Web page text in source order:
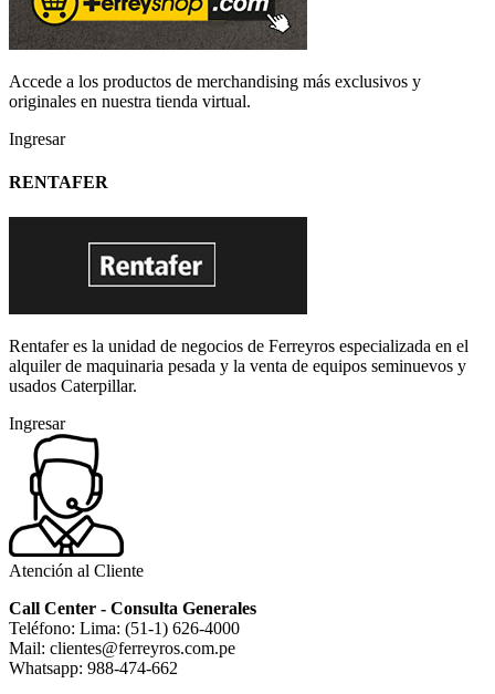
Accede a los productos de merchandising más exclusivos y
originales en nuestra tienda virtual.
Ingresar
RENTAFER
Rentafer es la unidad de negocios de Ferreyros especializada en el
alquiler de maquinaria pesada y la venta de equipos seminuevos y
usados Caterpillar.
Ingresar
Atención al Cliente
Call Center - Consulta Generales
Teléfono: Lima: (51-1) 626-4000
Mail: clientes@ferreyros.com.pe
Whatsapp: 988-474-662